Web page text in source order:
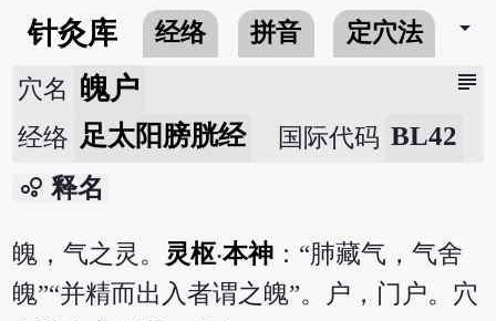
针灸库 经络 拼音 定穴法 arrow_drop_down
subject
穴名 魄户
经络 足太阳膀胱经 国际代码 BL42
bubble_chart 释名
魄，气之灵。 灵枢‧本神 ：“肺藏气，气舍
魄”“并精而出入者谓之魄”。户，门户。穴